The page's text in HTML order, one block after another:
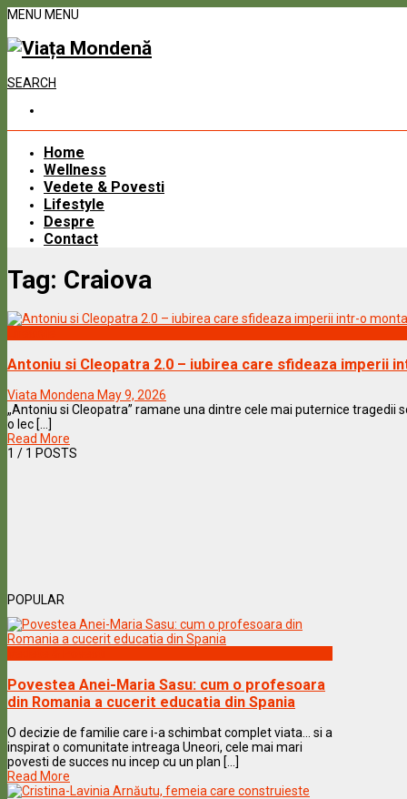
MENU MENU
SEARCH
Home
Wellness
Vedete & Povesti
Lifestyle
Despre
Contact
Tag: Craiova
Antoniu si Cleopatra 2.0 – iubirea care sfideaza imperii
Viata Mondena May 9, 2026
„Antoniu si Cleopatra” ramane una dintre cele mai puternice tragedii
o lec [...]
Read More
1 / 1 POSTS
POPULAR
Povestea Anei-Maria Sasu: cum o profesoara
din Romania a cucerit educatia din Spania
O decizie de familie care i-a schimbat complet viata… si a
inspirat o comunitate intreaga Uneori, cele mai mari
povesti de succes nu incep cu un plan [...]
Read More